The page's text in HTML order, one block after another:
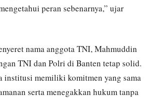
peran sebenarnya,” ujar
nama anggota TNI, Mahmuddin
TNI dan Polri di Banten tetap solid.
institusi memiliki komitmen yang sama
serta menegakkan hukum tanpa